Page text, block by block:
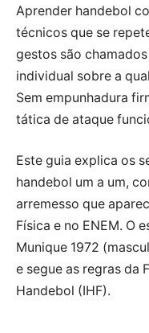
Aprender handebol
técnicos que se
gestos são
individual sobre a
Sem empunhadura
tática de ataque
Este guia explica os
handebol um a um,
arremesso que
Física e no ENEM. O
Munique 1972
e segue as regras da
Handebol (IHF).